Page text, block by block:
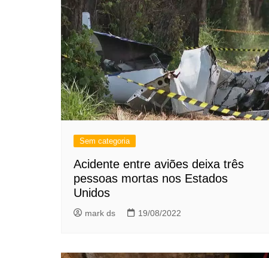
Sem categoria
Acidente entre aviões deixa três
pessoas mortas nos Estados
Unidos
mark ds 19/08/2022